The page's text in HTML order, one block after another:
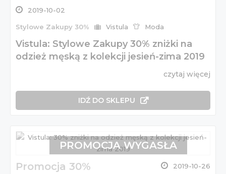
2019-10-02
Stylowe Zakupy 30% Vistula Moda
Vistula: Stylowe Zakupy 30% zniżki na
odzież męską z kolekcji jesień-zima 2019
czytaj więcej
IDŹ DO SKLEPU
Promocja 30% 2019-10-26
PROMOCJA WYGASŁA